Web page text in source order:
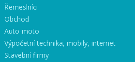
Řemeslníci
Obchod
Auto-moto
Výpočetní technika, mobily, internet
Stavební firmy